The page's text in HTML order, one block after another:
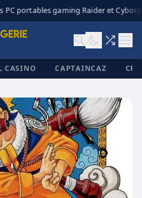
PC portables gaming Raider et
CASINO CAPTAINCAZ
✕